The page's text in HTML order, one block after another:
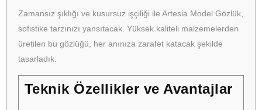
Zamansız şıklığı ve kusursuz işçiliği ile Artesia Model Gözlük,
sofistike tarzınızı yansıtacak. Yüksek kaliteli malzemelerden
üretilen bu gözlüğü, her anınıza zarafet katacak şekilde
tasarladık.
Teknik Özellikler ve Avantajlar